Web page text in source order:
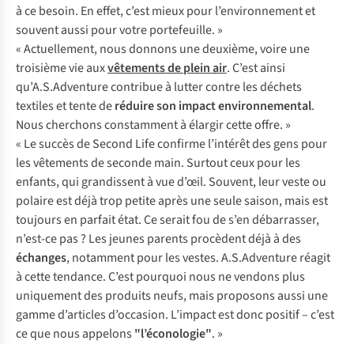
à ce besoin. En effet, c’est mieux pour l’environnement et
souvent aussi pour votre portefeuille. »
« Actuellement, nous donnons une deuxième, voire une
troisième vie auxvêtements de plein air. C’est ainsi
qu’A.S.Adventure contribue à lutter contre les déchets
textiles et tente deréduire son impact environnemental.
Nous cherchons constamment à élargir cette offre. »
« Le succès de Second Life confirme l’intérêt des gens pour
les vêtements de seconde main. Surtout ceux pour les
enfants, qui grandissent à vue d’œil. Souvent, leur veste ou
polaire est déjà trop petite après une seule saison, mais est
toujours en parfait état. Ce serait fou de s’en débarrasser,
n’est-ce pas ? Les jeunes parents procèdent déjà à des
échanges, notamment pour les vestes. A.S.Adventure réagit
à cette tendance. C’est pourquoi nous ne vendons plus
uniquement des produits neufs, mais proposons aussi une
gamme d’articles d’occasion. L’impact est donc positif – c’est
ce que nous appelons "l’éconologie". »